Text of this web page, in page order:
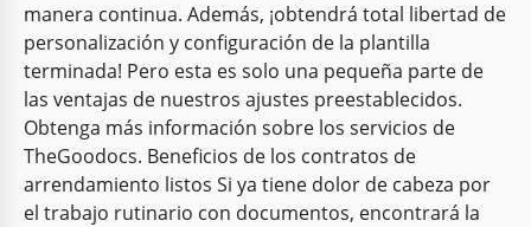
manera continua. Además, ¡obtendrá total libertad de
personalización y configuración de la plantilla
terminada! Pero esta es solo una pequeña parte de
las ventajas de nuestros ajustes preestablecidos.
Obtenga más información sobre los servicios de
TheGoodocs. Beneficios de los contratos de
arrendamiento listos Si ya tiene dolor de cabeza por
el trabajo rutinario con documentos, encontrará la